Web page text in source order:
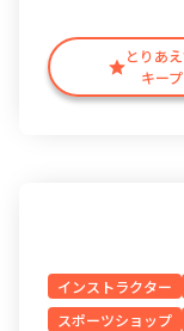
とりあ
キープ
インストラクター
スポーツショップ